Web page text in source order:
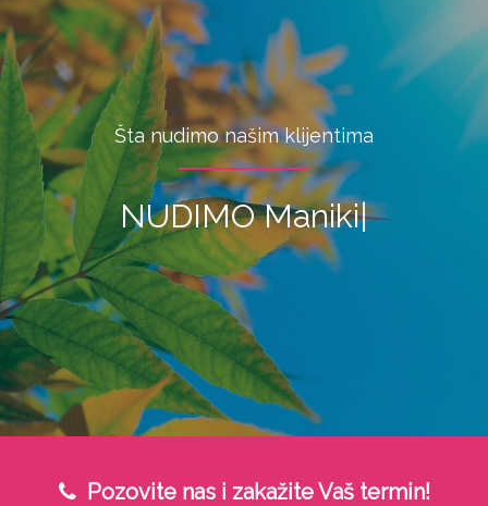
Šta nudimo našim klijentima
NUDIMOManikir|
Pozovite nas i zakažite Vaš termin!